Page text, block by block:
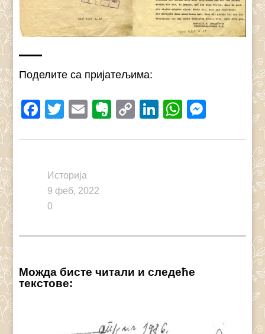
Поделите са пријатељима:
Facebook
Twitter
EmailEvernote
CopyLinkedIn
Историја
9 феб, 2022
0
Можда бисте читали и следеће
текстове: